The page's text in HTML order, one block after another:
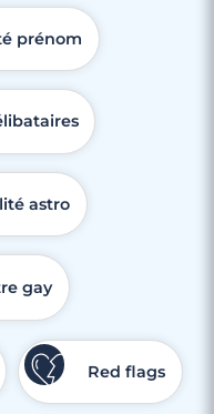
prénom
astro
gay
Red flags